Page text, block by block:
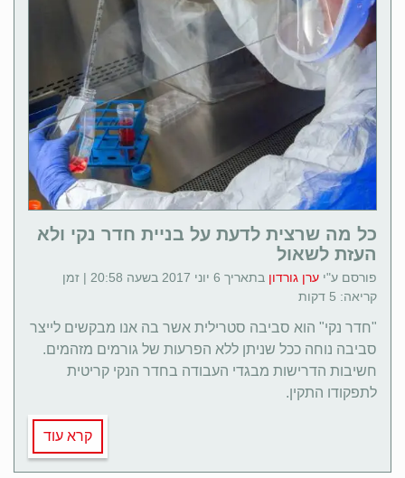
כל מה שרצית לדעת על בניית חדר נקי ולא
העזת לשאול
פורסם ע"י ערן גורדון
בתאריך 6 יוני 2017 בשעה 20:58 | זמן
קריאה: 5 דקות
"חדר נקי" הוא סביבה סטרילית אשר בה אנו מבקשים לייצר
סביבה נוחה ככל שניתן ללא הפרעות של גורמים מזהמים.
חשיבות הדרישות מבגדי העבודה בחדר הנקי קריטית
לתפקודו התקין.
קרא עוד